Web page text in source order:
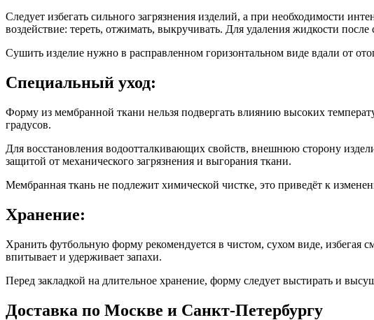
Следует избегать сильного загрязнения изделий, а при необходимости
воздействие: тереть, отжимать, выкручивать. Для удаления жидкости
Сушить изделие нужно в расправленном горизонтальном виде вдали от
Специальный уход:
Форму из мембранной ткани нельзя подвергать влиянию высоких
градусов.
Для восстановления водоотталкивающих свойств, внешнюю сторону
защитой от механического загрязнения и выгорания ткани.
Мембранная ткань не подлежит химической чистке, это приведёт к
Хранение:
Хранить футбольную форму рекомендуется в чистом, сухом виде, избегая
впитывает и удерживает запахи.
Перед закладкой на длительное хранение, форму следует выстирать и
Доставка по Москве и Санкт-Петербургу